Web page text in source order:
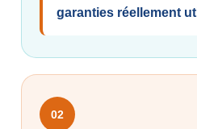
garanties réellement
02